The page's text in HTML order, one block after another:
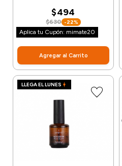
$494
$630 -22%
Aplica tu Cupón: mimate20
Agregar al Carrito
LLEGA EL LUNES